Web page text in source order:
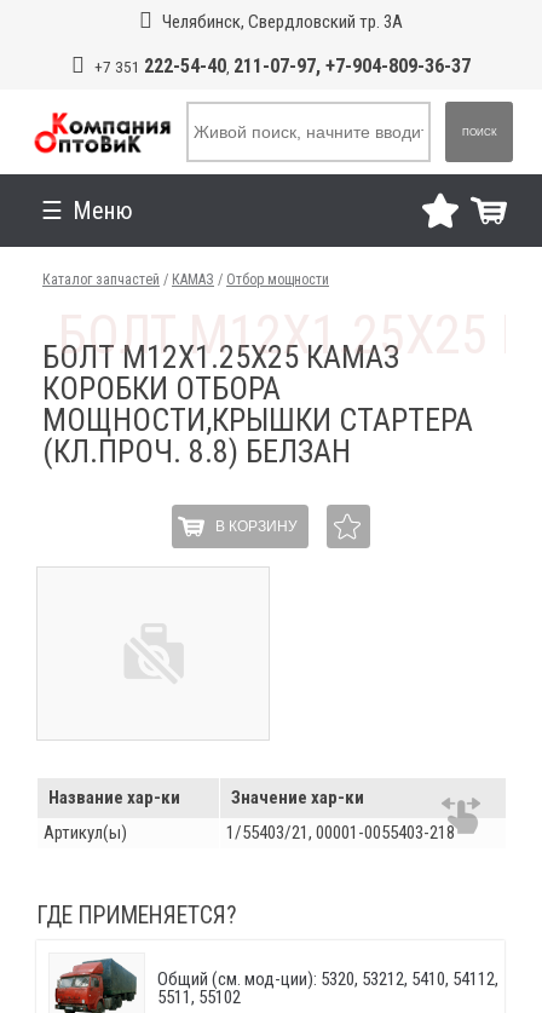
Челябинск, Свердловский тр. 3А
+7 351 222-54-40, 211-07-97, +7-904-809-36-37
ПОИСК
Меню
Каталог запчастей / КАМАЗ / Отбор мощности
БОЛТ М12Х1.25Х25 КАМАЗ
КОРОБКИ ОТБОРА
МОЩНОСТИ,КРЫШКИ СТАРТЕРА
(КЛ.ПРОЧ. 8.8) БЕЛЗАН
В КОРЗИНУ
Название хар-ки
Значение хар-ки
Артикул(ы)
1/55403/21, 00001-0055403-218
ГДЕ ПРИМЕНЯЕТСЯ?
Общий (см. мод-ции): 5320, 53212, 5410, 54112,
5511, 55102